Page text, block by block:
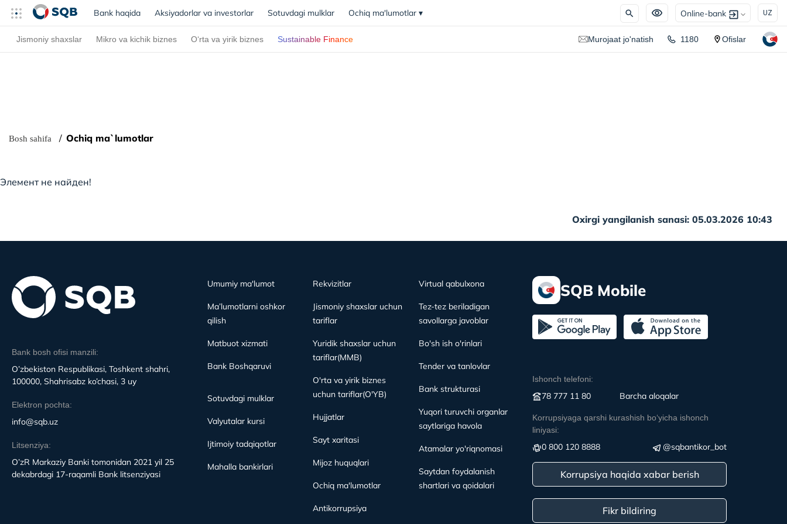
Bank haqida (current)
Aksiyadorlar va investorlar Sotuvdagi mulklar Ochiq ma'lumotlar ▾ Online-bank UZ
Jismoniy shaxslar Mikro va kichik biznes O‘rta va yirik biznes Sustainable Finance Murojaat jo'natish 1180 Ofislar
Bosh sahifa Ochiq ma`lumotlar
Элемент не найден!
Oxirgi yangilanish sanasi: 05.03.2026 10:43
Bank bosh ofisi manzili:
O’zbekiston Respublikasi, Toshkent shahri,
100000, Shahrisabz ko’chasi, 3 uy
Elektron pochta:
info@sqb.uz
Litsenziya:
O’zR Markaziy Banki tomonidan 2021 yil 25
dekabrdagi 17-raqamli Bank litsenziyasi
Umumiy ma'lumot
Ma’lumotlarni oshkor
qilish
Matbuot xizmati
Bank Boshqaruvi
Sotuvdagi mulklar
Valyutalar kursi
Ijtimoiy tadqiqotlar
Mahalla bankirlari
Rekvizitlar
Jismoniy shaxslar uchun
tariflar
Yuridik shaxslar uchun
tariflar(MMB)
O'rta va yirik biznes
uchun tariflar(O'YB)
Hujjatlar
Sayt xaritasi
Mijoz huquqlari
Ochiq ma'lumotlar
Antikorrupsiya
Virtual qabulxona
Tez-tez beriladigan
savollarga javoblar
Bo'sh ish o'rinlari
Tender va tanlovlar
Bank strukturasi
Yuqori turuvchi organlar
saytlariga havola
Atamalar yo'riqnomasi
Saytdan foydalanish
shartlari va qoidalari
SQB Mobile
Ishonch telefoni:
78 777 11 80 Вarcha aloqalar
Korrupsiyaga qarshi kurashish boʻyicha ishonch
liniyasi:
0 800 120 8888 @sqbantikor_bot
Korrupsiya haqida xabar berish
Fikr bildiring